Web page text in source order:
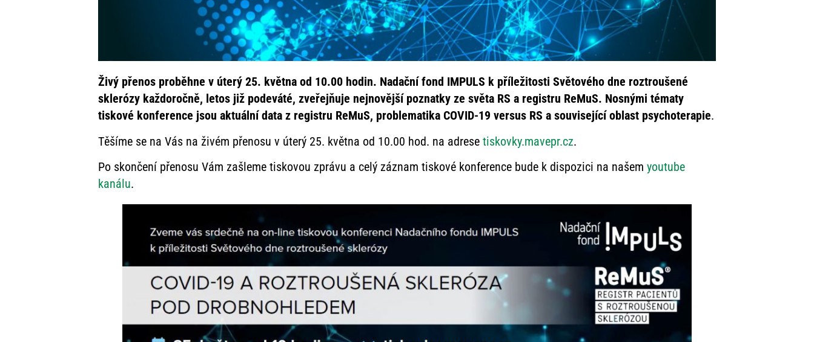
Živý přenos proběhne v úterý 25. května od 10.00 hodin. Nadační fond IMPULS k příležitosti Světového dne roztroušené
sklerózy každoročně, letos již podeváté, zveřejňuje nejnovější poznatky ze světa RS a registru ReMuS. Nosnými tématy
tiskové konference jsou aktuální data z registru ReMuS, problematika COVID-19 versus RS a související oblast psychoterapie.
Těšíme se na Vás na živém přenosu v úterý 25. května od 10.00 hod. na adrese tiskovky.mavepr.cz.
Po skončení přenosu Vám zašleme tiskovou zprávu a celý záznam tiskové konference bude k dispozici na našem youtube
kanálu.